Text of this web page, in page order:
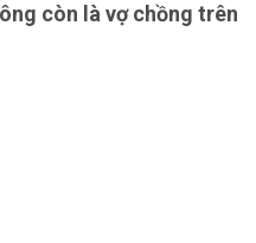
còn là vợ chồng trên